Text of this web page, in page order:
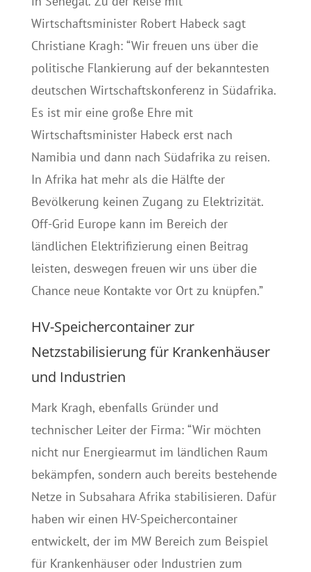
Wirtschaftsminister Robert Habeck sagt
Christiane Kragh: “Wir freuen uns über die
politische Flankierung auf der bekanntesten
deutschen Wirtschaftskonferenz in Südafrika.
Es ist mir eine große Ehre mit
Wirtschaftsminister Habeck erst nach
Namibia und dann nach Südafrika zu reisen.
In Afrika hat mehr als die Hälfte der
Bevölkerung keinen Zugang zu Elektrizität.
Off-Grid Europe kann im Bereich der
ländlichen Elektrifizierung einen Beitrag
leisten, deswegen freuen wir uns über die
Chance neue Kontakte vor Ort zu knüpfen.”
HV-Speichercontainer zur
Netzstabilisierung für Krankenhäuser
und Industrien
Mark Kragh, ebenfalls Gründer und
technischer Leiter der Firma: “Wir möchten
nicht nur Energiearmut im ländlichen Raum
bekämpfen, sondern auch bereits bestehende
Netze in Subsahara Afrika stabilisieren. Dafür
haben wir einen HV-Speichercontainer
entwickelt, der im MW Bereich zum Beispiel
für Krankenhäuser oder Industrien zum